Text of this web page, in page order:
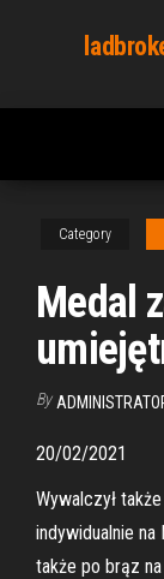
content
Category
Medal
By
20/02/2021
Wywalczył
indywidualnie na
także po brąz